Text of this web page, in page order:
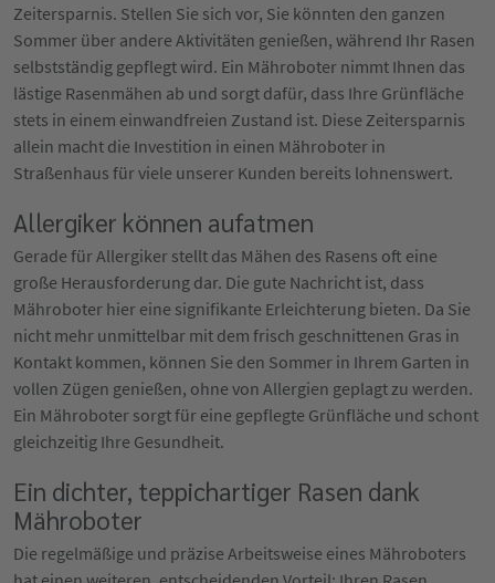
Zeitersparnis. Stellen Sie sich vor, Sie könnten den ganzen
Sommer über andere Aktivitäten genießen, während Ihr Rasen
selbstständig gepflegt wird. Ein Mähroboter nimmt Ihnen das
lästige Rasenmähen ab und sorgt dafür, dass Ihre Grünfläche
stets in einem einwandfreien Zustand ist. Diese Zeitersparnis
allein macht die Investition in einen Mähroboter in
Straßenhaus für viele unserer Kunden bereits lohnenswert.
Allergiker können aufatmen
Gerade für Allergiker stellt das Mähen des Rasens oft eine
große Herausforderung dar. Die gute Nachricht ist, dass
Mähroboter hier eine signifikante Erleichterung bieten. Da Sie
nicht mehr unmittelbar mit dem frisch geschnittenen Gras in
Kontakt kommen, können Sie den Sommer in Ihrem Garten in
vollen Zügen genießen, ohne von Allergien geplagt zu werden.
Ein Mähroboter sorgt für eine gepflegte Grünfläche und schont
gleichzeitig Ihre Gesundheit.
Ein dichter, teppichartiger Rasen dank
Mähroboter
Die regelmäßige und präzise Arbeitsweise eines Mähroboters